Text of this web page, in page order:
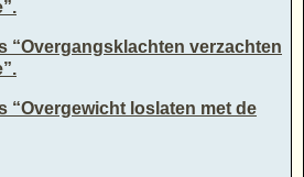
“Overgangsklachten verzachten
“Overgewicht loslaten met de